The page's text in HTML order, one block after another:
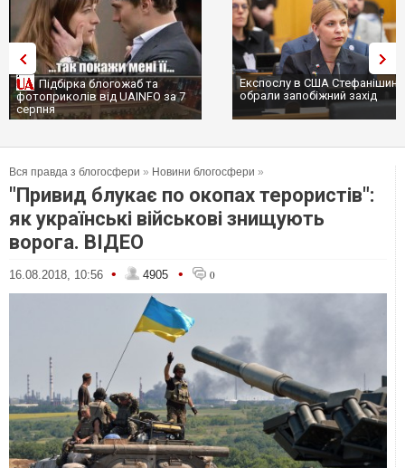
Підбірка блогожаб та
фотоприколів від UAINFO за 7
серпня
Експослу в США
обрали запобіжний захід
Вся правда з блогосфери » Новини блогосфери »
"Привид блукає по окопах терористів":
як українські військові знищують
ворога. ВІДЕО
16.08.2018, 10:56 • 4905 • 0